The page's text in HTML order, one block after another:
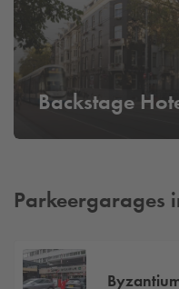
Backstage
Parkeergarages